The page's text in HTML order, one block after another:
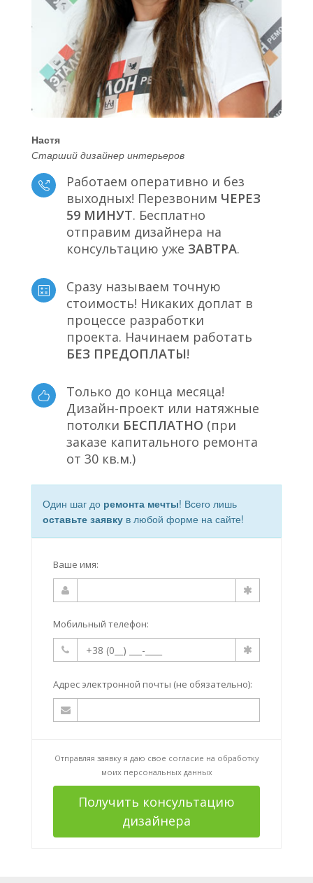
Настя
Старший дизайнер интерьеров
Работаем оперативно и без
выходных! Перезвоним ЧЕРЕЗ
59 МИНУТ. Бесплатно
отправим дизайнера на
консультацию уже ЗАВТРА.
Сразу называем точную
стоимость! Никаких доплат в
процессе разработки
проекта. Начинаем работать
БЕЗ ПРЕДОПЛАТЫ!
Только до конца месяца!
Дизайн-проект или натяжные
потолки БЕСПЛАТНО (при
заказе капитального ремонта
от 30 кв.м.)
Один шаг до ремонта мечты! Всего лишь
оставьте заявку в любой форме на сайте!
Ваше имя:
Мобильный телефон:
Адрес электронной почты (не обязательно):
Отправляя заявку я даю свое согласие на обработку
моих персональных данных
Получить консультацию
дизайнера